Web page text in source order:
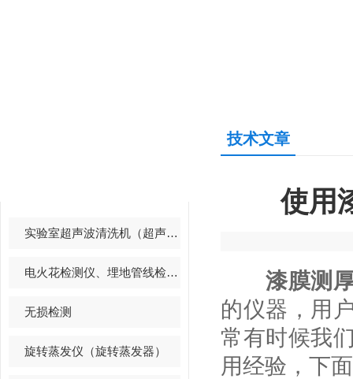
实验室超声波清洗机（超声波清洗器）
电火花检测仪、埋地管线检测仪
无损检测
旋转蒸发仪（旋转蒸发器）
技术文章
使用
漆膜测
的仪器，用
常有时候我
用经验，下